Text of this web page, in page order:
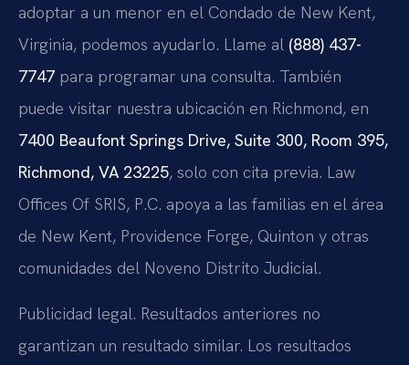
adoptar a un menor en el Condado de New Kent,
Virginia, podemos ayudarlo. Llame al (888) 437-
7747 para programar una consulta. También
puede visitar nuestra ubicación en Richmond, en
7400 Beaufont Springs Drive, Suite 300, Room 395,
Richmond, VA 23225, solo con cita previa. Law
Offices Of SRIS, P.C. apoya a las familias en el área
de New Kent, Providence Forge, Quinton y otras
comunidades del Noveno Distrito Judicial.
Publicidad legal. Resultados anteriores no
garantizan un resultado similar. Los resultados